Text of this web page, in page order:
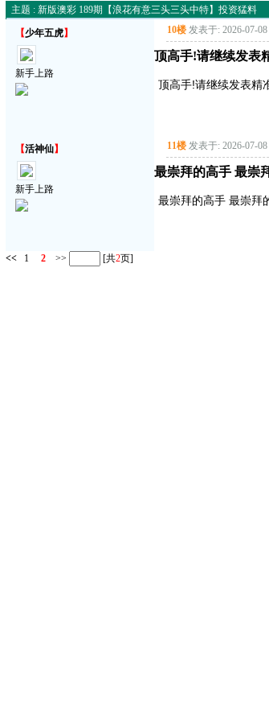
主题 : 新版澳彩 189期【浪花有意三头三头中特】投资猛料
【少年五虎】
新手上路
10楼 发表于: 2026-07-08
顶高手!请继续发表
顶高手!请继续发表精
【活神仙】
新手上路
11楼 发表于: 2026-07-08
最崇拜的高手 最崇
最崇拜的高手 最崇拜
<< 1 2 >> [共2页]